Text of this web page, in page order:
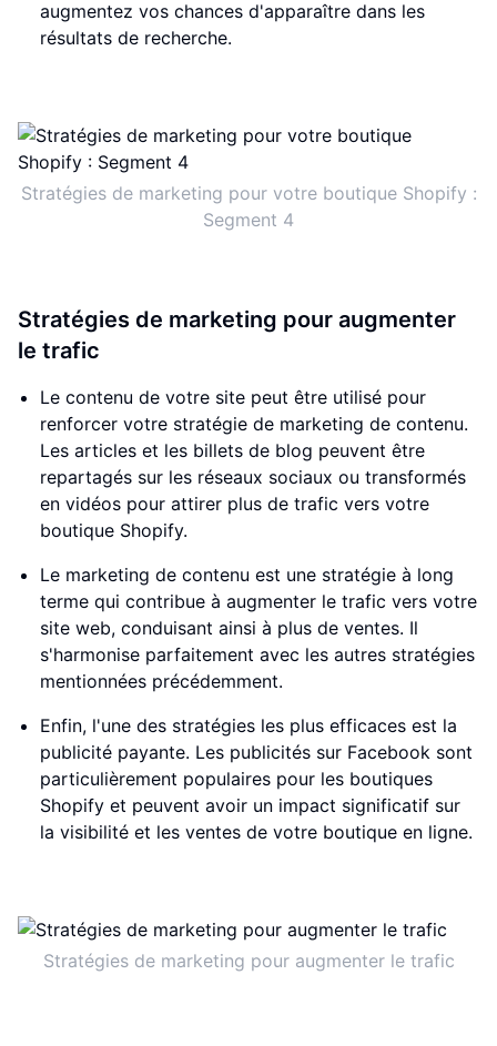
augmentez vos chances d'apparaître dans les
résultats de recherche.
Stratégies de marketing pour votre boutique Shopify :
Segment 4
Stratégies de marketing pour augmenter
le trafic
Le contenu de votre site peut être utilisé pour
renforcer votre stratégie de marketing de contenu.
Les articles et les billets de blog peuvent être
repartagés sur les réseaux sociaux ou transformés
en vidéos pour attirer plus de trafic vers votre
boutique Shopify.
Le marketing de contenu est une stratégie à long
terme qui contribue à augmenter le trafic vers votre
site web, conduisant ainsi à plus de ventes. Il
s'harmonise parfaitement avec les autres stratégies
mentionnées précédemment.
Enfin, l'une des stratégies les plus efficaces est la
publicité payante. Les publicités sur Facebook sont
particulièrement populaires pour les boutiques
Shopify et peuvent avoir un impact significatif sur
la visibilité et les ventes de votre boutique en ligne.
Stratégies de marketing pour augmenter le trafic